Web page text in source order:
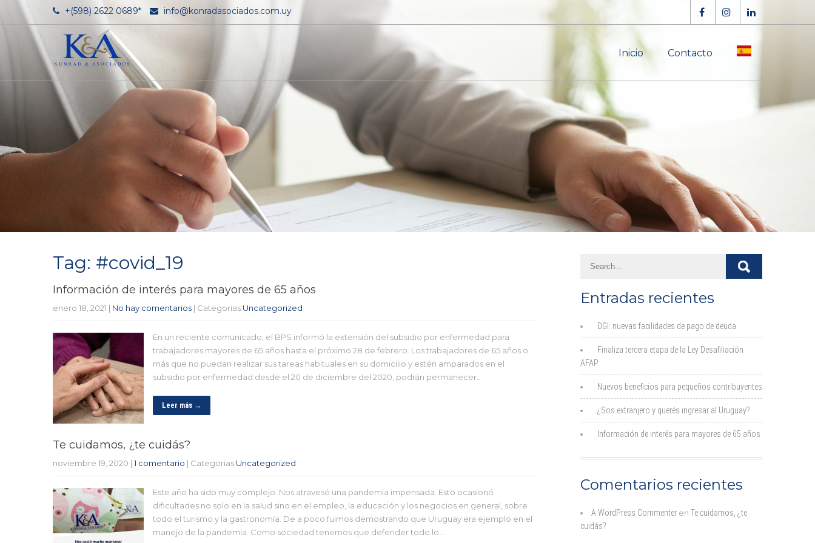
+(598) 2622 0689* info@konradasociados.com.uy
Inicio Contacto
Tag: #covid_19
Información de interés para mayores de 65 años
enero 18, 2021 | No hay comentarios | Categorias:Uncategorized
En un reciente comunicado, el BPS informó la extensión del subsidio por enfermedad para
trabajadores mayores de 65 años hasta el próximo 28 de febrero. Los trabajadores de 65 años o
más que no puedan realizar sus tareas habituales en su domicilio y estén amparados en el
subsidio por enfermedad desde el 20 de diciembre del 2020, podrán permanecer…
Leer más →
Te cuidamos, ¿te cuidás?
noviembre 19, 2020 |1 comentario | Categorias:Uncategorized
Este año ha sido muy complejo. Nos atravesó una pandemia impensada. Esto ocasionó
dificultades no solo en la salud sino en el empleo, la educación y los negocios en general, sobre
todo el turismo y la gastronomía. De a poco fuimos demostrando que Uruguay era ejemplo en el
manejo de la pandemia. Como sociedad tenemos que defender todo lo…
Entradas recientes
DGI: nuevas facilidades de pago de deuda
Finaliza tercera etapa de la Ley Desafiliación
AFAP
Nuevos beneficios para pequeños contribuyentes
¿Sos extranjero y querés ingresar al Uruguay?
Información de interés para mayores de 65 años
Comentarios recientes
A WordPress Commenter en Te cuidamos, ¿te
cuidás?